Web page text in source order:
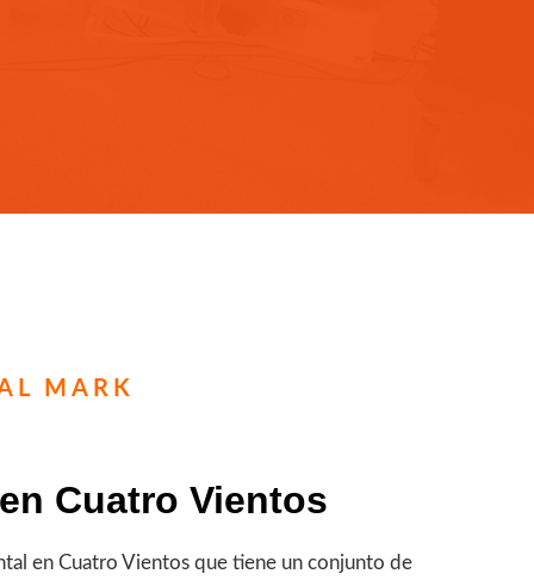
MARK
Cuatro Vientos
en Cuatro Vientos que tiene un conjunto de